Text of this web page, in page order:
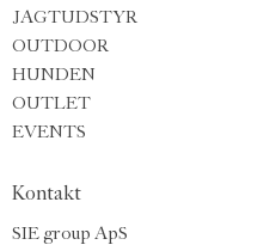
JAGTUDSTYR
OUTDOOR
HUNDEN
OUTLET
EVENTS
Kontakt
SIE group ApS